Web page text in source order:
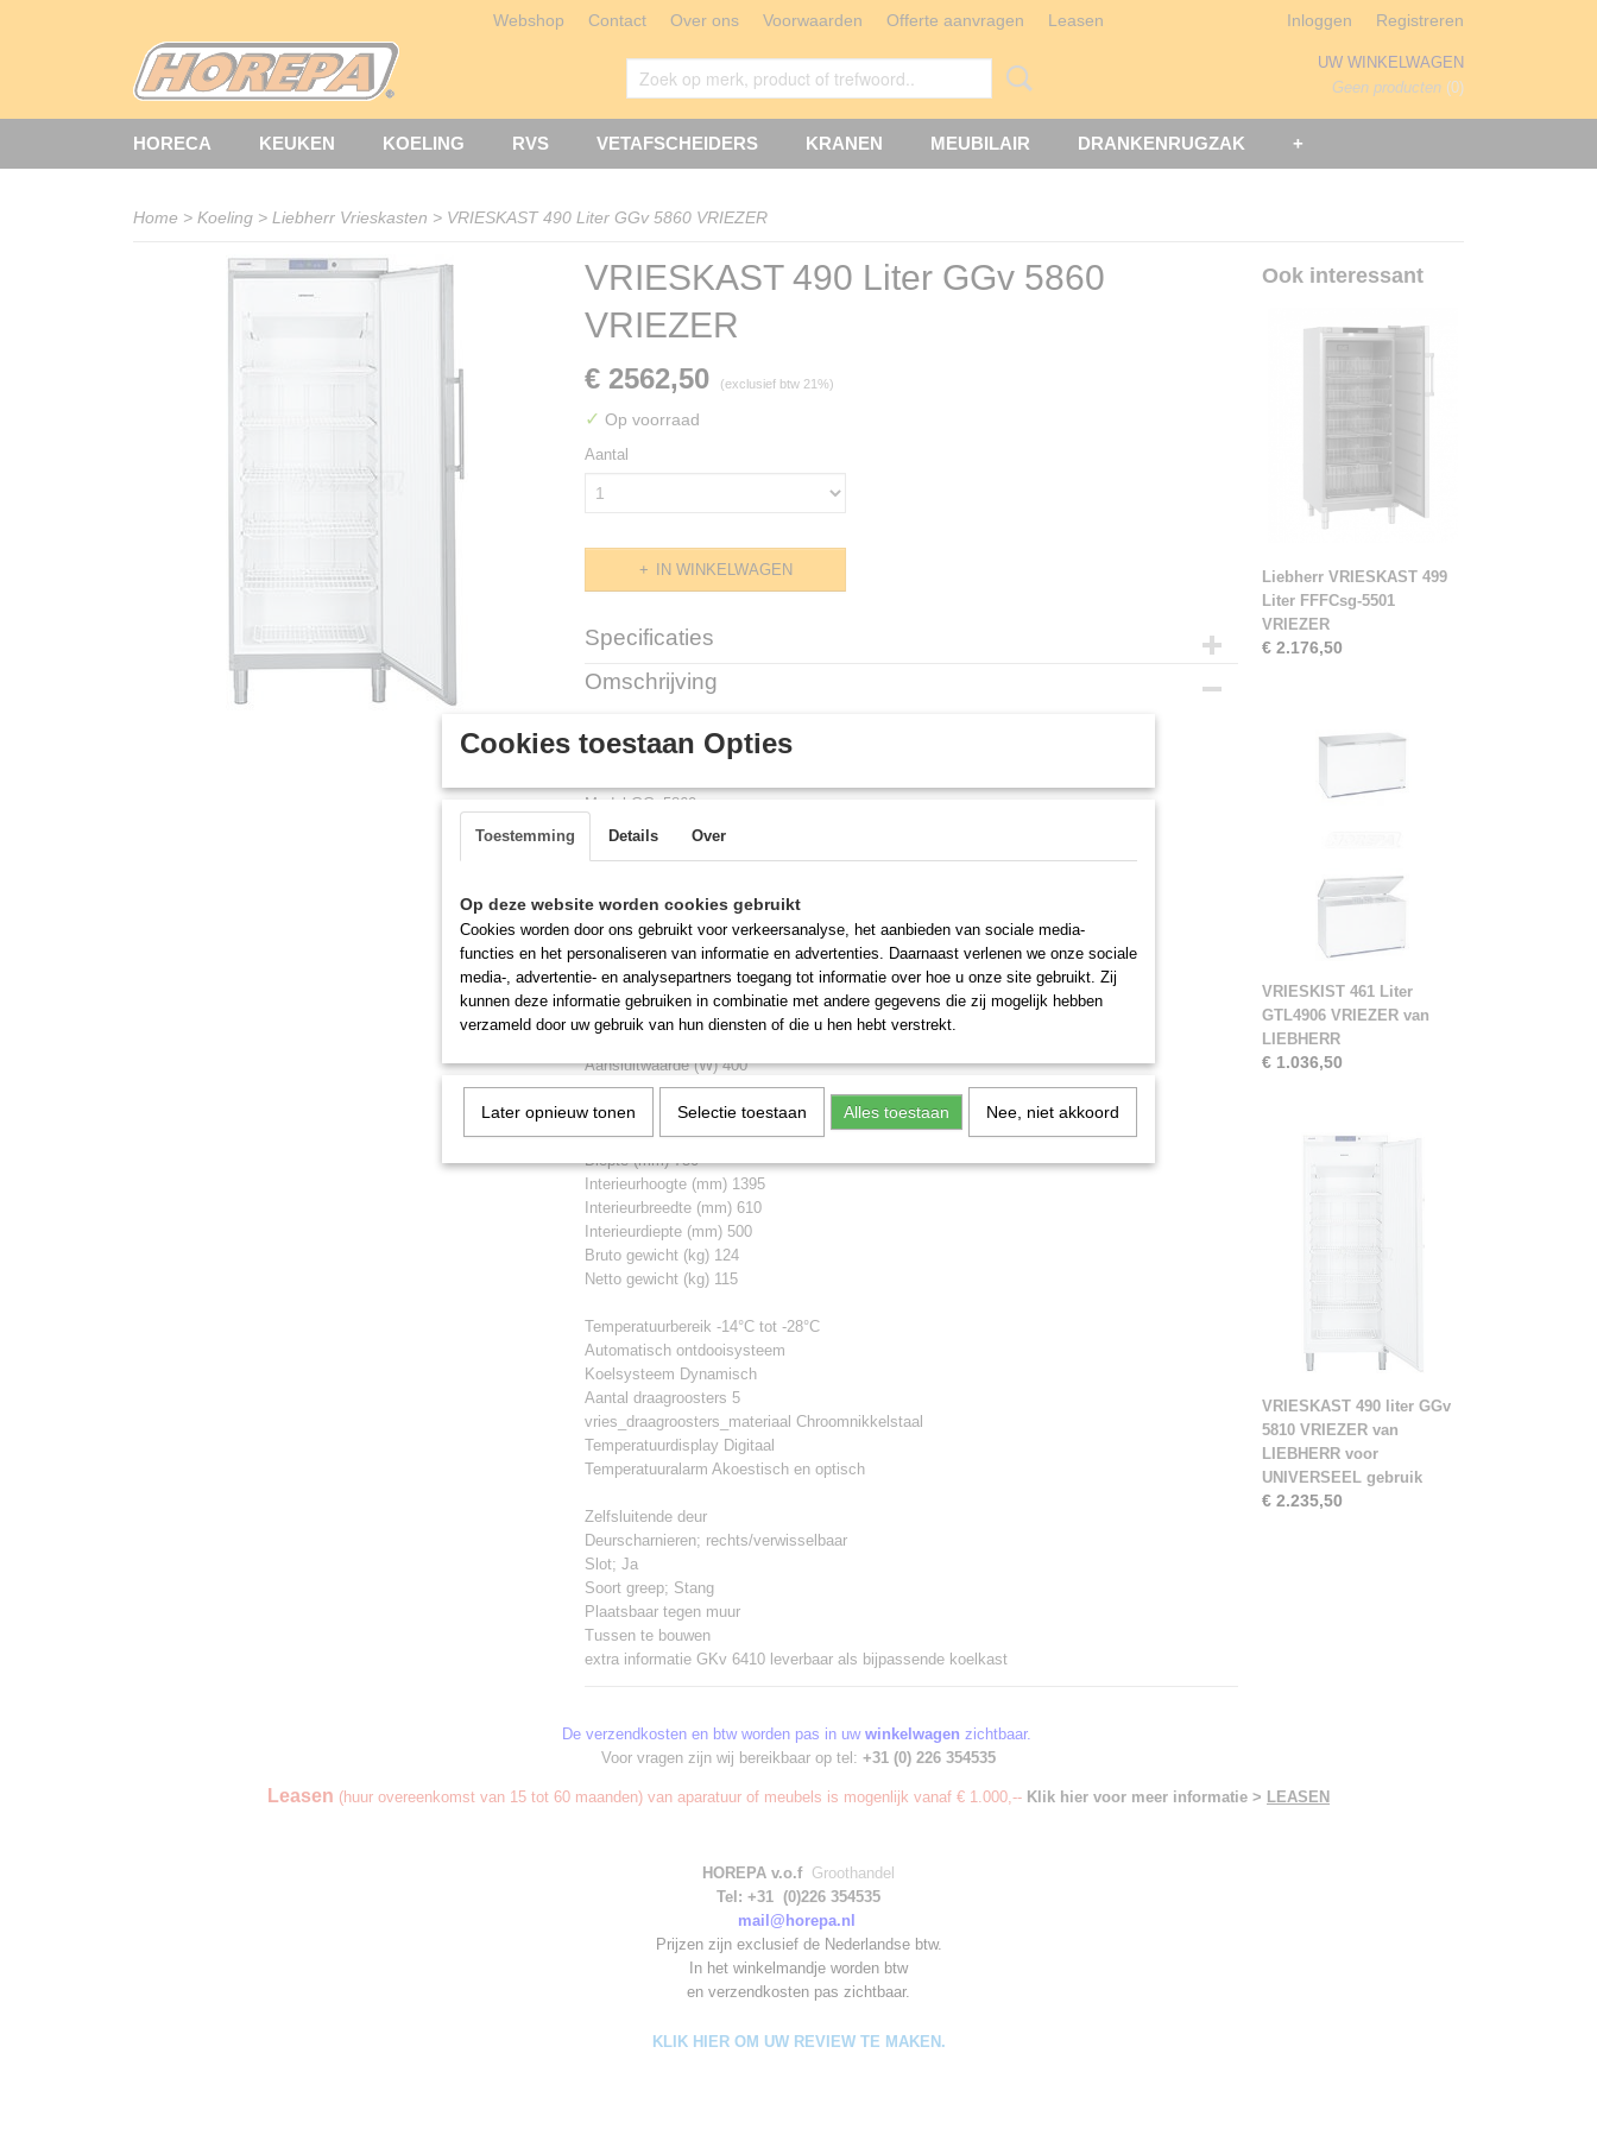
Webshop Contact Over ons Voorwaarden Offerte aanvragen Leasen Inloggen Registreren
UW WINKELWAGEN
Geen producten (0)
HORECA KEUKEN KOELING RVS VETAFSCHEIDERS KRANEN MEUBILAIR DRANKENRUGZAK +
Home > Koeling > Liebherr Vrieskasten > VRIESKAST 490 Liter GGv 5860 VRIEZER
VRIESKAST 490 Liter GGv 5860
VRIEZER
€ 2562,50 (exclusief btw 21%)
✓ Op voorraad
Aantal
IN WINKELWAGEN
Specificaties
Productcode
Omschrijving
VRIESKAST GGv 5
Model GGv5860
Kleur: Edelstaal (RVS)
Energieverbruik per jaar (kWh) 880
Energiekosten per jaar (€) 194
Bruto inhoud totaal (liter) 547
Netto inhoud totaal (liter) 490
Geschikt voor omgevingstemperatuur SN-T (10-43°C)
Spanning (V) 220/240
Aansluitwaarde (W) 400
Gastronorm (mm) 325 x 530
Hoogte (mm) 2064
Breedte (mm) 750
Diepte (mm) 750
Interieurhoogte (mm) 1395
Interieurbreedte (mm) 610
Interieurdiepte (mm) 500
Bruto gewicht (kg) 124
Netto gewicht (kg) 115
Temperatuurbereik -14°C tot -28°C
Automatisch ontdooisysteem
Koelsysteem Dynamisch
Aantal draagroosters 5
vries_draagroosters_materiaal Chroomnikkelstaal
Temperatuurdisplay Digitaal
Temperatuuralarm Akoestisch en optisch
Zelfsluitende deur
Deurscharnieren; rechts/verwisselbaar
Slot; Ja
Soort greep; Stang
Plaatsbaar tegen muur
Tussen te bouwen
extra informatie GKv 6410 leverbaar als bijpassende koelkast
Ook interessant
Liebherr VRIESKAST 499
Liter FFFCsg-5501
VRIEZER
€ 2.176,50
VRIESKIST 461 Liter
GTL4906 VRIEZER van
LIEBHERR
€ 1.036,50
VRIESKAST 490 liter GGv
5810 VRIEZER van
LIEBHERR voor
UNIVERSEEL gebruik
€ 2.235,50
De verzendkosten en btw worden pas in uw winkelwagen zichtbaar.
Voor vragen zijn wij bereikbaar op tel: +31 (0) 226 354535
Leasen (huur overeenkomst van 15 tot 60 maanden) van aparatuur of meubels is mogenlijk vanaf € 1.000,-- Klik hier voor meer informatie > LEASEN
HOREPA v.o.f Groothandel
Tel: +31 (0)226 354535
mail@horepa.nl
Prijzen zijn exclusief de Nederlandse btw.
In het winkelmandje worden btw
en verzendkosten pas zichtbaar.
KLIK HIER OM UW REVIEW TE MAKEN.
Cookies toestaan Opties
Toestemming Details Over
Op deze website worden cookies gebruikt
Cookies worden door ons gebruikt voor verkeersanalyse, het aanbieden van sociale media-
functies en het personaliseren van informatie en advertenties. Daarnaast verlenen we onze sociale
media-, advertentie- en analysepartners toegang tot informatie over hoe u onze site gebruikt. Zij
kunnen deze informatie gebruiken in combinatie met andere gegevens die zij mogelijk hebben
verzameld door uw gebruik van hun diensten of die u hen hebt verstrekt.
Later opnieuw tonen Selectie toestaan Alles toestaan Nee, niet akkoord